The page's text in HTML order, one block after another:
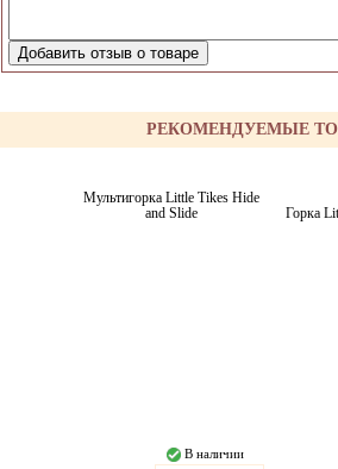
РЕКОМЕНДУЕМЫЕ
Мультигорка Little Tikes Hide
and Slide
В наличии
Горка